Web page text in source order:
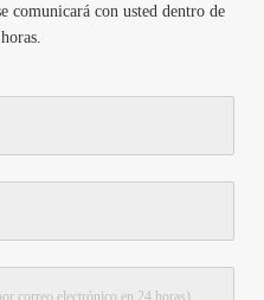
comunicará con usted dentro de